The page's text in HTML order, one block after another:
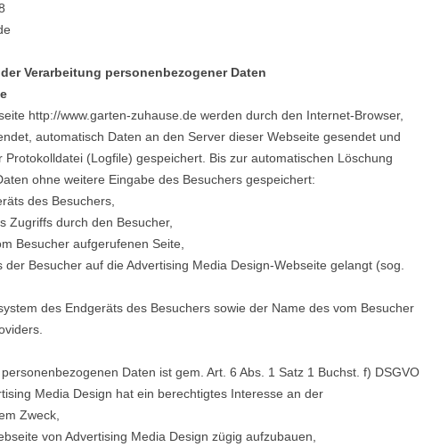
Verarbeitung personenbezogener Daten
http://www.garten-zuhause.de werden durch den Internet-Browser,
automatisch Daten an den Server dieser Webseite gesendet und
Protokolldatei (Logfile) gespeichert. Bis zur automatischen Löschung
ohne weitere Eingabe des Besuchers gespeichert:
des Besuchers,
Zugriffs durch den Besucher,
Besucher aufgerufenen Seite,
Besucher auf die Advertising Media Design-Webseite gelangt (sog.
des Endgeräts des Besuchers sowie der Name des vom Besucher
Daten ist gem. Art. 6 Abs. 1 Satz 1 Buchst. f) DSGVO
Media Design hat ein berechtigtes Interesse an der
Zweck,
von Advertising Media Design zügig aufzubauen,